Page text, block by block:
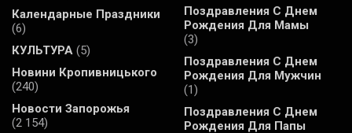
Календарные Праздники
(6)
КУЛЬТУРА (5)
Новини Кропивницького
(240)
Новости Запорожья
(2 154)
Поздравления С Днем
Рождения Для Мамы
(3)
Поздравления С Днем
Рождения Для Мужчин
(1)
Поздравления С Днем
Рождения Для Папы